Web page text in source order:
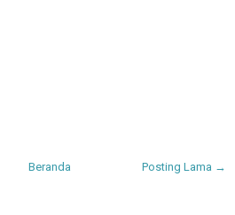
Posting Lama →
Beranda